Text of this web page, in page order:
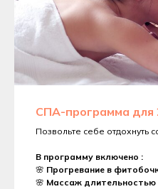
СПА-программа для
Позвольте себе отдохнуть
В программу включено :
🌸 Прогревание в
🌸 Массаж длительностью